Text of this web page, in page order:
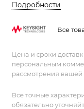
сигналов. Он
современные
Подробности
Все
Цена и сроки
персональным
рассмотрения вашей
Все точные
обязательно